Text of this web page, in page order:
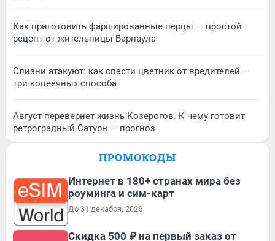
Как приготовить фаршированные перцы — простой
рецепт от жительницы Барнаула
Слизни атакуют: как спасти цветник от вредителей —
три копеечных способа
Август перевернет жизнь Козерогов. К чему готовит
ретроградный Сатурн — прогноз
ПРОМОКОДЫ
Интернет в 180+ странах мира без
роуминга и сим-карт
До 31 декабря, 2026
Скидка 500 ₽ на первый заказ от